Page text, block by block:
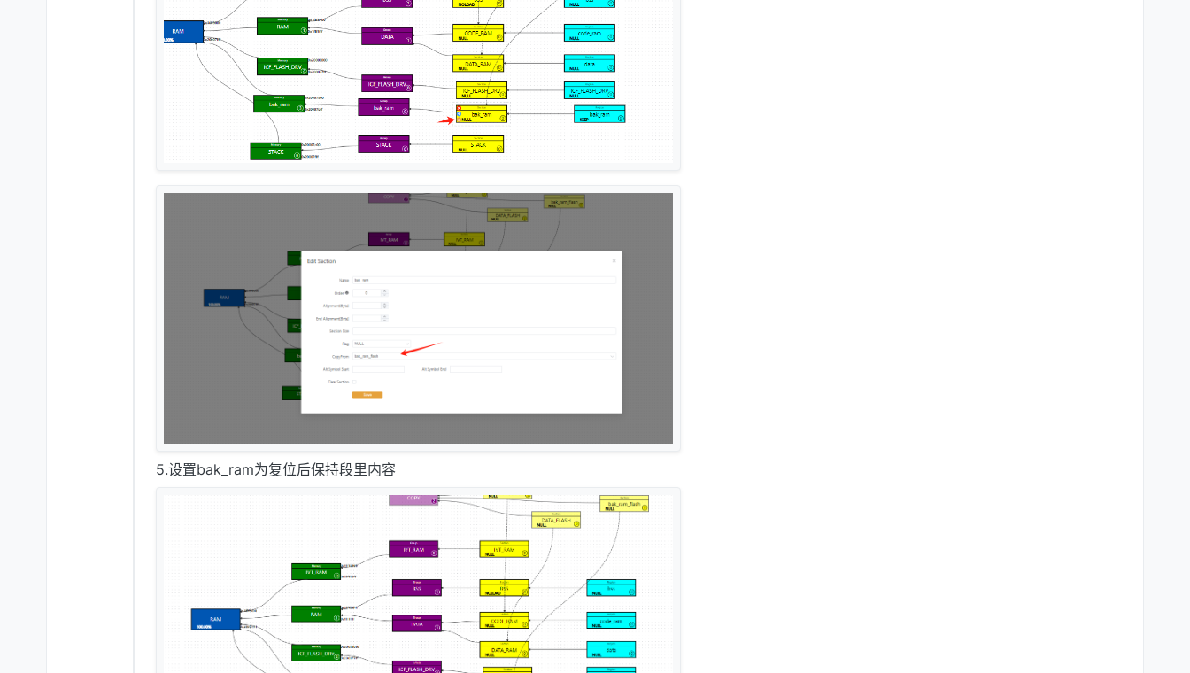
5.设置bak_ram为复位后保持段里内容